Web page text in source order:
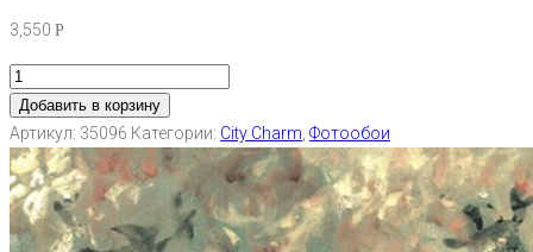
3,550 Р
Добавить в корзину
Артикул: 35096 Категории: City Charm Фотообои